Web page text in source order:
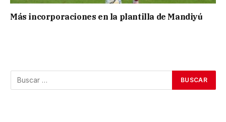
Más incorporaciones en la plantilla de Mandiyú